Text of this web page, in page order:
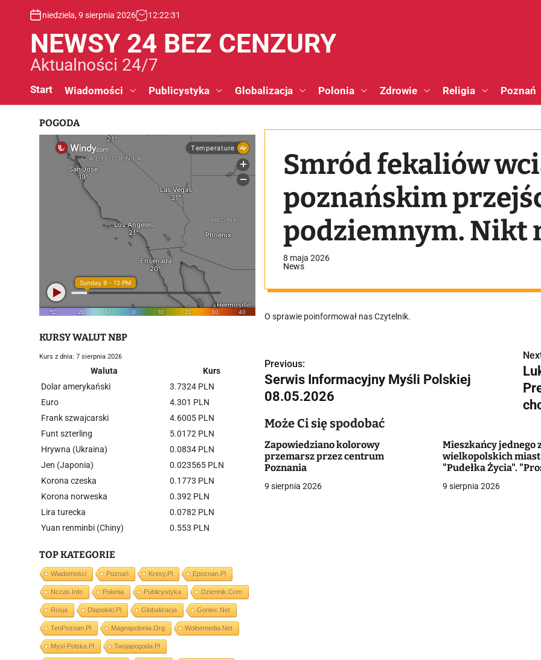
niedziela, 9 sierpnia 2026 12:22:32
NEWSY 24 BEZ CENZURY
Aktualności 24/7
Start Wiadomości Publicystyka Globalizacja Polonia Zdrowie Religia Poznań
Smród fekaliów
poznańskim
podziemnym. Nikt
do awarii
8 maja 2026
News
O sprawie poinformował nas Czytelnik.
N
a
w
i
g
a
Previous:
Serwis Informacyjny Myśli Polskiej
08.05.2026
Może Ci się spodobać
Zapowiedziano kolorowy
przemarsz przez centrum
Poznania
9 sierpnia 2026
Mieszkańcy jednego
wielkopolskich
"Pudełka Życia".
9 sierpnia 2026
POGODA
KURSY WALUT NBP
Kurs z dnia: 7 sierpnia 2026
Waluta
Kurs
Dolar amerykański
3.7324 PLN
Euro
4.301 PLN
Frank szwajcarski
4.6005 PLN
Funt szterling
5.0172 PLN
Hrywna (Ukraina)
0.0834 PLN
Jen (Japonia)
0.023565 PLN
Korona czeska
0.1773 PLN
Korona norweska
0.392 PLN
Lira turecka
0.0782 PLN
Yuan renminbi (Chiny)
0.553 PLN
TOP KATEGORIE
Wiadomości Poznań Kresy.pl Epoznan.pl
Nczas.info Polonia Publicystyka Dziennik.com
Rosja Dlapolski.pl Globalizacja Goniec.net
TenPoznan.pl Magnapolonia.org Wolnemedia.net
Mysl-Polska.pl Twojapogoda.pl